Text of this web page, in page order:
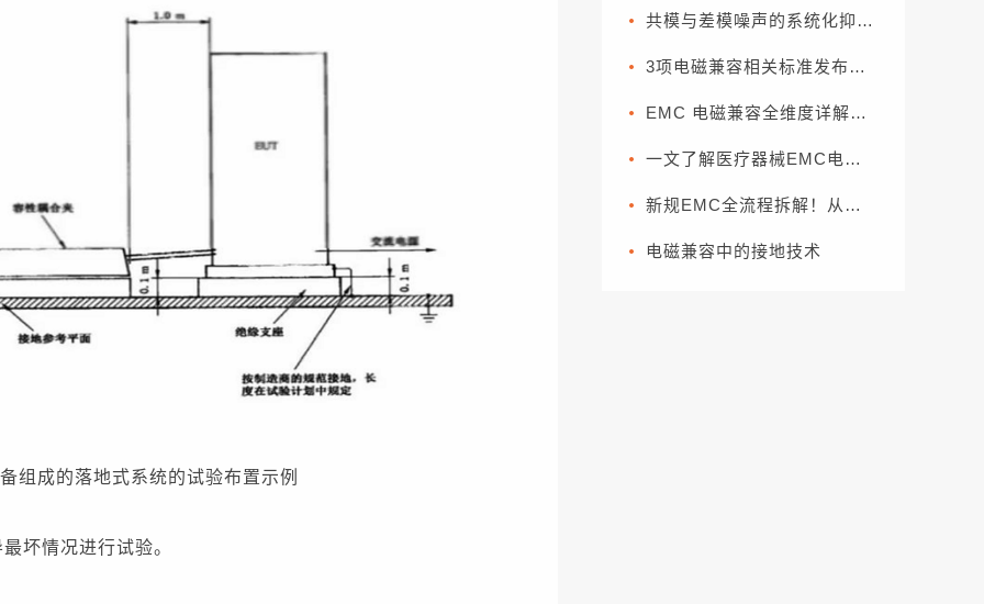
组成的落地式系统的试验布置示例
坏情况进行试验。
共模与差模噪声的系统化抑制方案
3项电磁兼容相关标准发布，7月实施！
EMC 电磁兼容全维度详解，外贸电子企业出口欧盟必备合规指南
一文了解医疗器械EMC电磁兼容常用的基本方法
新规EMC全流程拆解！从零部件到整车，一套流程搞定合规（下篇）
电磁兼容中的接地技术